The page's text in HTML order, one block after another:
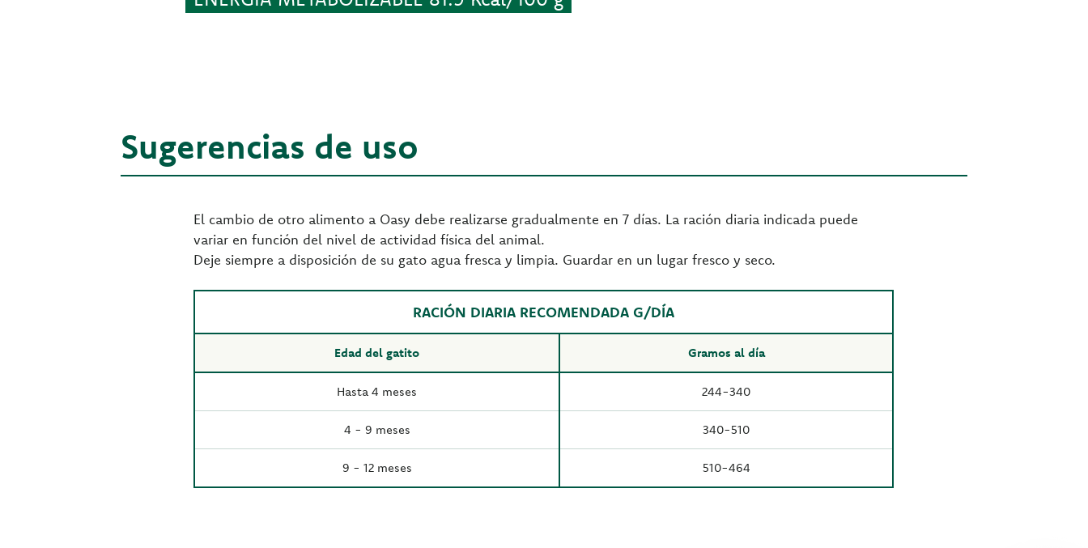
Sugerencias de uso
El cambio de otro alimento a Oasy debe realizarse gradualmente en 7 días. La ración diaria indicada puede
variar en función del nivel de actividad física del animal.
Deje siempre a disposición de su gato agua fresca y limpia. Guardar en un lugar fresco y seco.
RACIÓN DIARIA RECOMENDADA G/DÍA
Edad del gatito Gramos al día
Hasta 4 meses 244-340
4 - 9 meses 340-510
9 - 12 meses 510-464